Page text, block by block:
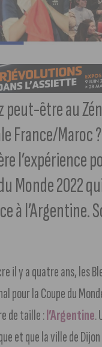
peut-être au
France/Maroc
l’expérience
Monde 2022
à l’Argentine.
il y a quatre ans, les
pour la Coupe du
de taille :l’Argentine.
et que la ville de